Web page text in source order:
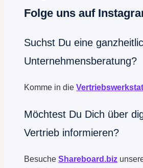
Folge uns auf
Suchst Du eine
Unternehmensberatung?
Komme in die
Möchtest Du Dich über
Vertrieb informieren?
BesucheShareboard.biz